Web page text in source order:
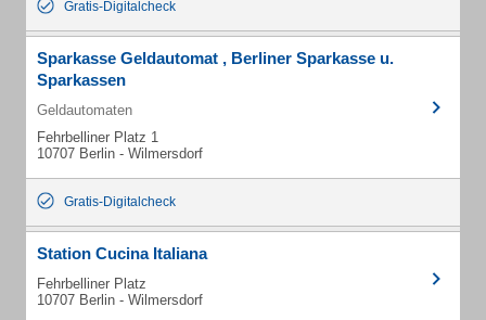
Gratis-Digitalcheck
Sparkasse Geldautomat , Berliner Sparkasse u.
Sparkassen
Geldautomaten
Fehrbelliner Platz 1
10707 Berlin - Wilmersdorf
Gratis-Digitalcheck
Station Cucina Italiana
Fehrbelliner Platz
10707 Berlin - Wilmersdorf